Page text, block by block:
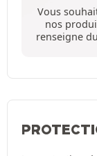
Vous
nos
renseigne